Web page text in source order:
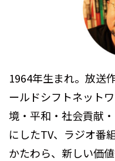
1964年生まれ。放送
ールドシフトネット
境・平和・社会貢献
にしたTV、ラジオ番
かたわら、新しい価